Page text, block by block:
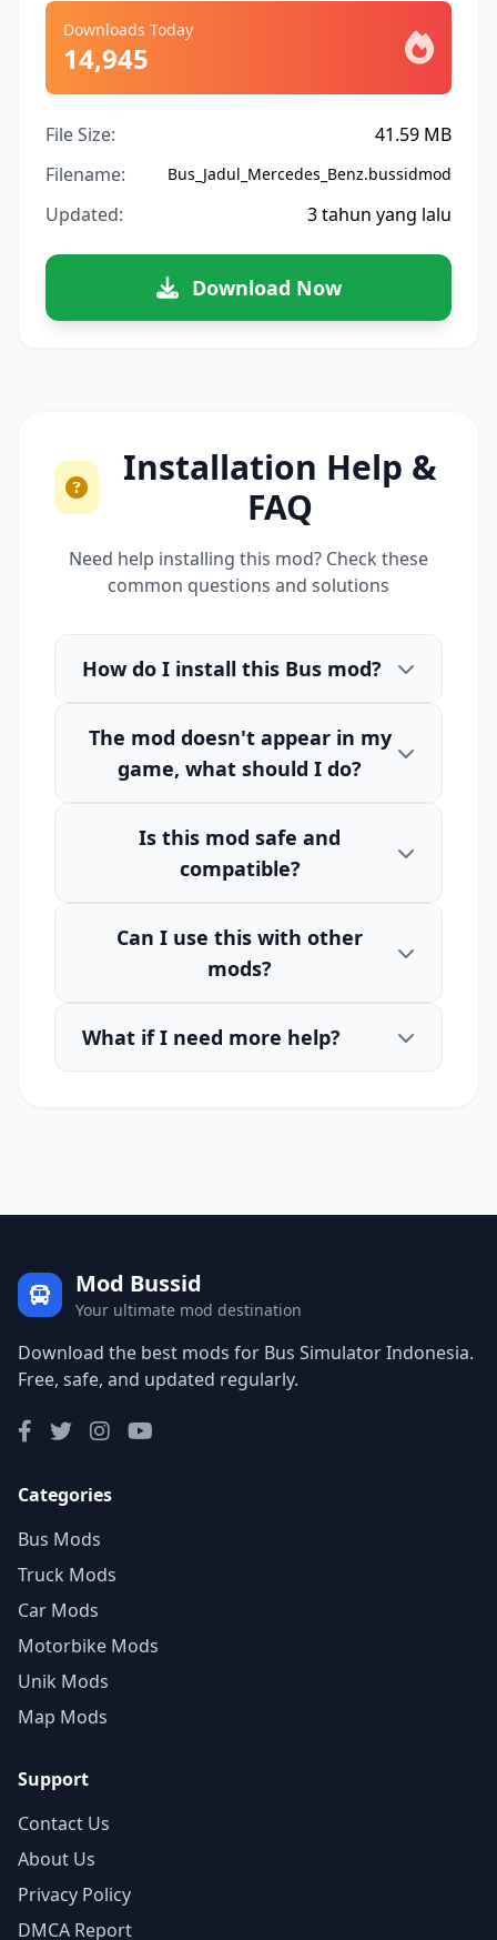
Downloads Today
14,945
File Size:
41.59 MB
Filename:
Bus_Jadul_Mercedes_Benz.bussidmod
Updated: 3 tahun yang lalu
Download Now
Installation Help &
FAQ
Need help installing this mod? Check these
common questions and solutions
How do I install this Bus mod?
The mod doesn't appear in my
game, what should I do?
Is this mod safe and
compatible?
Can I use this with other
mods?
What if I need more help?
Mod Bussid
Your ultimate mod destination
Download the best mods for Bus Simulator Indonesia.
Free, safe, and updated regularly.
Categories
Bus Mods
Truck Mods
Car Mods
Motorbike Mods
Unik Mods
Map Mods
Support
Contact Us
About Us
Privacy Policy
DMCA Report